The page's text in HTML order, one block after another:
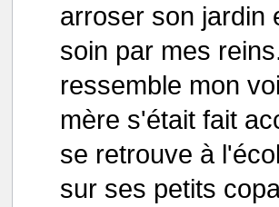
arroser son jardin
soin par mes
ressemble mon
mère s'était fait
se retrouve à
sur ses petits